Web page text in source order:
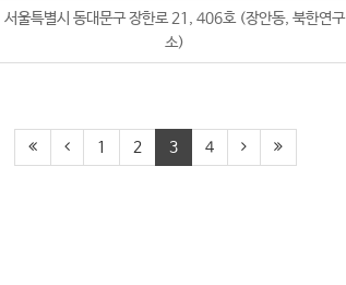
서울특별시 동대문구 장한로 21, 406호 (장안동, 북한연구
소)
1 2 3 4